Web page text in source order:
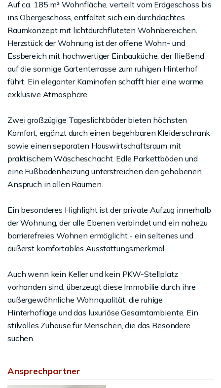
Auf ca. 185 m² Wohnfläche, verteilt vom Erdgeschoss bis
ins Obergeschoss, entfaltet sich ein durchdachtes
Raumkonzept mit lichtdurchfluteten Wohnbereichen.
Herzstück der Wohnung ist der offene Wohn- und
Essbereich mit hochwertiger Einbauküche, der fließend
auf die sonnige Gartenterrasse zum ruhigen Hinterhof
führt. Ein eleganter Kaminofen schafft hier eine warme,
exklusive Atmosphäre.
Zwei großzügige Tageslichtbäder bieten höchsten
Komfort, ergänzt durch einen begehbaren Kleiderschrank
sowie einen separaten Hauswirtschaftsraum mit
praktischem Wäscheschacht. Edle Parkettböden und
eine Fußbodenheizung unterstreichen den gehobenen
Anspruch in allen Räumen.
Ein besonderes Highlight ist der private Aufzug innerhalb
der Wohnung, der alle Ebenen verbindet und ein nahezu
barrierefreies Wohnen ermöglicht - ein seltenes und
äußerst komfortables Ausstattungsmerkmal.
Auch wenn kein Keller und kein PKW-Stellplatz
vorhanden sind, überzeugt diese Immobilie durch ihre
außergewöhnliche Wohnqualität, die ruhige
Hinterhoflage und das luxuriöse Gesamtambiente. Ein
stilvolles Zuhause für Menschen, die das Besondere
suchen.
Ansprechpartner